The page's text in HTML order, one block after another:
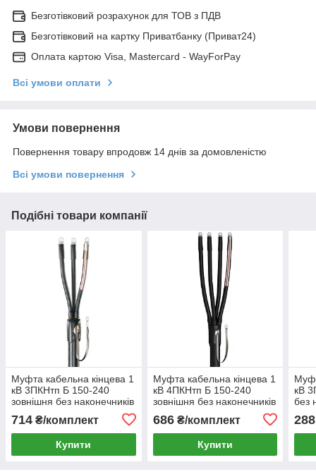
Безготівковий розрахунок для ТОВ з ПДВ
Безготівковий на картку Приватбанку (Приват24)
Оплата картою Visa, Mastercard - WayForPay
Всі умови оплати
Умови повернення
Повернення товару впродовж 14 днів за домовленістю
Всі умови повернення
Подібні товари компанії
Муфта кабельна кінцева 1
кВ 3ПКНтп Б 150-240
зовнішня без наконечників
714 ₴/комплект
Купити
Муфта кабельна кінцева 1
кВ 4ПКНтп Б 150-240
зовнішня без наконечників
686₴/комплект
Купити
кВ
без
288